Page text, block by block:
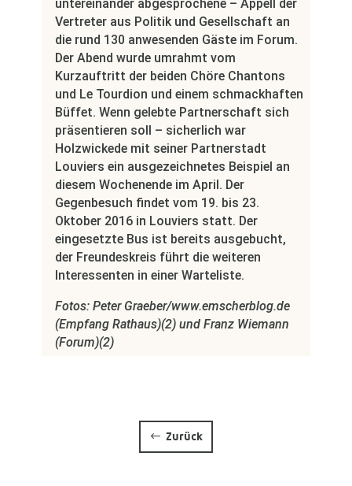
untereinander abgesprochene – Appell der
Vertreter aus Politik und Gesellschaft an
die rund 130 anwesenden Gäste im Forum.
Der Abend wurde umrahmt vom
Kurzauftritt der beiden Chöre Chantons
und Le Tourdion und einem schmackhaften
Büffet. Wenn gelebte Partnerschaft sich
präsentieren soll – sicherlich war
Holzwickede mit seiner Partnerstadt
Louviers ein ausgezeichnetes Beispiel an
diesem Wochenende im April. Der
Gegenbesuch findet vom 19. bis 23.
Oktober 2016 in Louviers statt. Der
eingesetzte Bus ist bereits ausgebucht,
der Freundeskreis führt die weiteren
Interessenten in einer Warteliste.
Fotos: Peter Graeber/www.emscherblog.de
(Empfang Rathaus)(2) und Franz Wiemann
(Forum)(2)
Zurück